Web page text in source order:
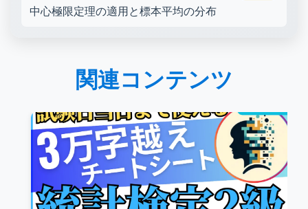
中心極限定理の適用と標本平均の分布
関連コンテンツ